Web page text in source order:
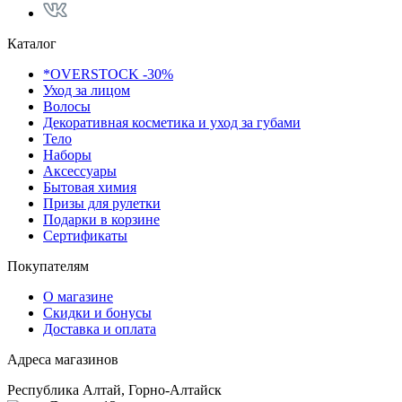
Каталог
*OVERSTOCK -30%
Уход за лицом
Волосы
Декоративная косметика и уход за губами
Тело
Наборы
Аксессуары
Бытовая химия
Призы для рулетки
Подарки в корзине
Сертификаты
Покупателям
О магазине
Скидки и бонусы
Доставка и оплата
Адреса магазинов
Республика Алтай, Горно-Алтайск